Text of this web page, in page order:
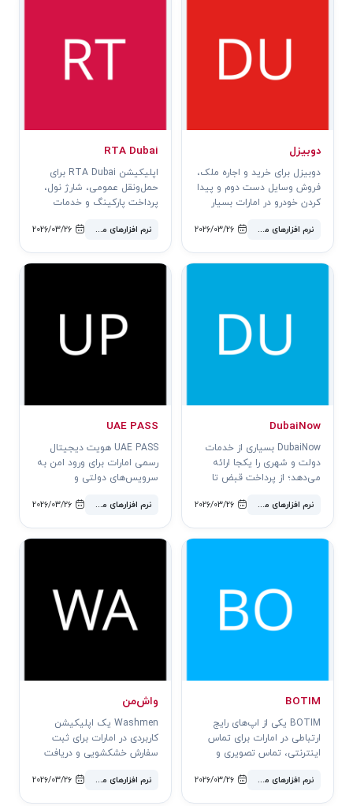
دوبیزل
دوبیزل برای خرید و اجاره ملک،
فروش وسایل دست دوم و پیدا
کردن خودرو در امارات بسیار
نرم افزارهای محبوب 2026/03/26
RTA Dubai
اپلیکیشن RTA Dubai برای
حمل‌ونقل عمومی، شارژ نول،
پرداخت پارکینگ و خدمات
نرم افزارهای محبوب 2026/03/26
DubaiNow
DubaiNow بسیاری از خدمات
دولت و شهری را یکجا ارائه
می‌دهد؛ از پرداخت قبض تا
شهرداری.
نرم افزارهای محبوب 2026/03/26
UAE PASS
UAE PASS هویت دیجیتال
رسمی امارات برای ورود امن به
سرویس‌های دولتی و
نرم افزارهای محبوب 2026/03/26
BOTIM
BOTIM یکی از اپ‌های رایج
ارتباطی در امارات برای تماس
اینترنتی، تماس تصویری و
نرم افزارهای محبوب 2026/03/26
واش‌من
Washmen یک اپلیکیشن
کاربردی در امارات برای ثبت
سفارش خشکشویی و دریافت
نرم افزارهای محبوب 2026/03/26